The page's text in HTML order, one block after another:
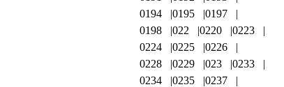
0194
0195
0197
0198
022 0220
0223
0224
0225
0226
0228
0229 023
0233
0234
0235
0237